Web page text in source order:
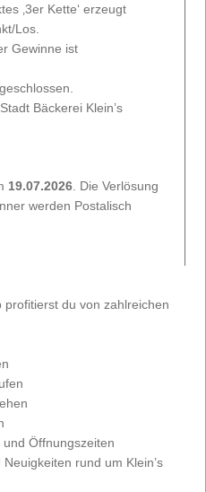
‚3er Kette‘ erzeugt
Los.
Gewinne ist
Bäckerei Klein’s
19.07.2026 . Die Verlösung
werden Postalisch
profitierst du von zahlreichen
Öffnungszeiten
rund um Klein’s